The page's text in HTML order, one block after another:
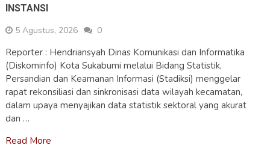
INSTANSI
5 Agustus, 2026
0
Reporter : Hendriansyah Dinas Komunikasi dan Informatika
(Diskominfo) Kota Sukabumi melalui Bidang Statistik,
Persandian dan Keamanan Informasi (Stadiksi) menggelar
rapat rekonsiliasi dan sinkronisasi data wilayah kecamatan,
dalam upaya menyajikan data statistik sektoral yang akurat
dan …
Read More